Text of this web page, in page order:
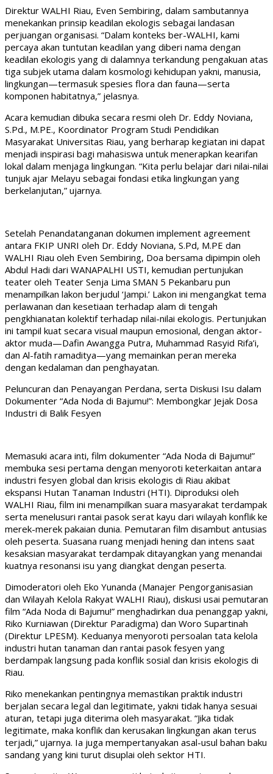
Direktur WALHI Riau, Even Sembiring, dalam sambutannya
menekankan prinsip keadilan ekologis sebagai landasan
perjuangan organisasi. “Dalam konteks ber-WALHI, kami
percaya akan tuntutan keadilan yang diberi nama dengan
keadilan ekologis yang di dalamnya terkandung pengakuan atas
tiga subjek utama dalam kosmologi kehidupan yakni, manusia,
lingkungan—termasuk spesies flora dan fauna—serta
komponen habitatnya,” jelasnya.
Acara kemudian dibuka secara resmi oleh Dr. Eddy Noviana,
S.Pd., M.PE., Koordinator Program Studi Pendidikan
Masyarakat Universitas Riau, yang berharap kegiatan ini dapat
menjadi inspirasi bagi mahasiswa untuk menerapkan kearifan
lokal dalam menjaga lingkungan. “Kita perlu belajar dari nilai-nilai
tunjuk ajar Melayu sebagai fondasi etika lingkungan yang
berkelanjutan,” ujarnya.
Setelah Penandatanganan dokumen implement agreement
antara FKIP UNRI oleh Dr. Eddy Noviana, S.Pd, M.PE dan
WALHI Riau oleh Even Sembiring, Doa bersama dipimpin oleh
Abdul Hadi dari WANAPALHI USTI, kemudian pertunjukan
teater oleh Teater Senja Lima SMAN 5 Pekanbaru pun
menampilkan lakon berjudul ‘Jampi.’ Lakon ini mengangkat tema
perlawanan dan kesetiaan terhadap alam di tengah
pengkhianatan kolektif terhadap nilai-nilai ekologis. Pertunjukan
ini tampil kuat secara visual maupun emosional, dengan aktor-
aktor muda—Dafin Awangga Putra, Muhammad Rasyid Rifa’i,
dan Al-fatih ramaditya—yang memainkan peran mereka
dengan kedalaman dan penghayatan.
Peluncuran dan Penayangan Perdana, serta Diskusi Isu dalam
Dokumenter “Ada Noda di Bajumu!”: Membongkar Jejak Dosa
Industri di Balik Fesyen
Memasuki acara inti, film dokumenter “Ada Noda di Bajumu!”
membuka sesi pertama dengan menyoroti keterkaitan antara
industri fesyen global dan krisis ekologis di Riau akibat
ekspansi Hutan Tanaman Industri (HTI). Diproduksi oleh
WALHI Riau, film ini menampilkan suara masyarakat terdampak
serta menelusuri rantai pasok serat kayu dari wilayah konflik ke
merek-merek pakaian dunia. Pemutaran film disambut antusias
oleh peserta. Suasana ruang menjadi hening dan intens saat
kesaksian masyarakat terdampak ditayangkan yang menandai
kuatnya resonansi isu yang diangkat dengan peserta.
Dimoderatori oleh Eko Yunanda (Manajer Pengorganisasian
dan Wilayah Kelola Rakyat WALHI Riau), diskusi usai pemutaran
film “Ada Noda di Bajumu!” menghadirkan dua penanggap yakni,
Riko Kurniawan (Direktur Paradigma) dan Woro Supartinah
(Direktur LPESM). Keduanya menyoroti persoalan tata kelola
industri hutan tanaman dan rantai pasok fesyen yang
berdampak langsung pada konflik sosial dan krisis ekologis di
Riau.
Riko menekankan pentingnya memastikan praktik industri
berjalan secara legal dan legitimate, yakni tidak hanya sesuai
aturan, tetapi juga diterima oleh masyarakat. “Jika tidak
legitimate, maka konflik dan kerusakan lingkungan akan terus
terjadi,” ujarnya. Ia juga mempertanyakan asal-usul bahan baku
sandang yang kini turut disuplai oleh sektor HTI.